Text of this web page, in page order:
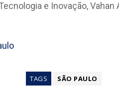
e Inovação,
TAGS SÃO PAULO